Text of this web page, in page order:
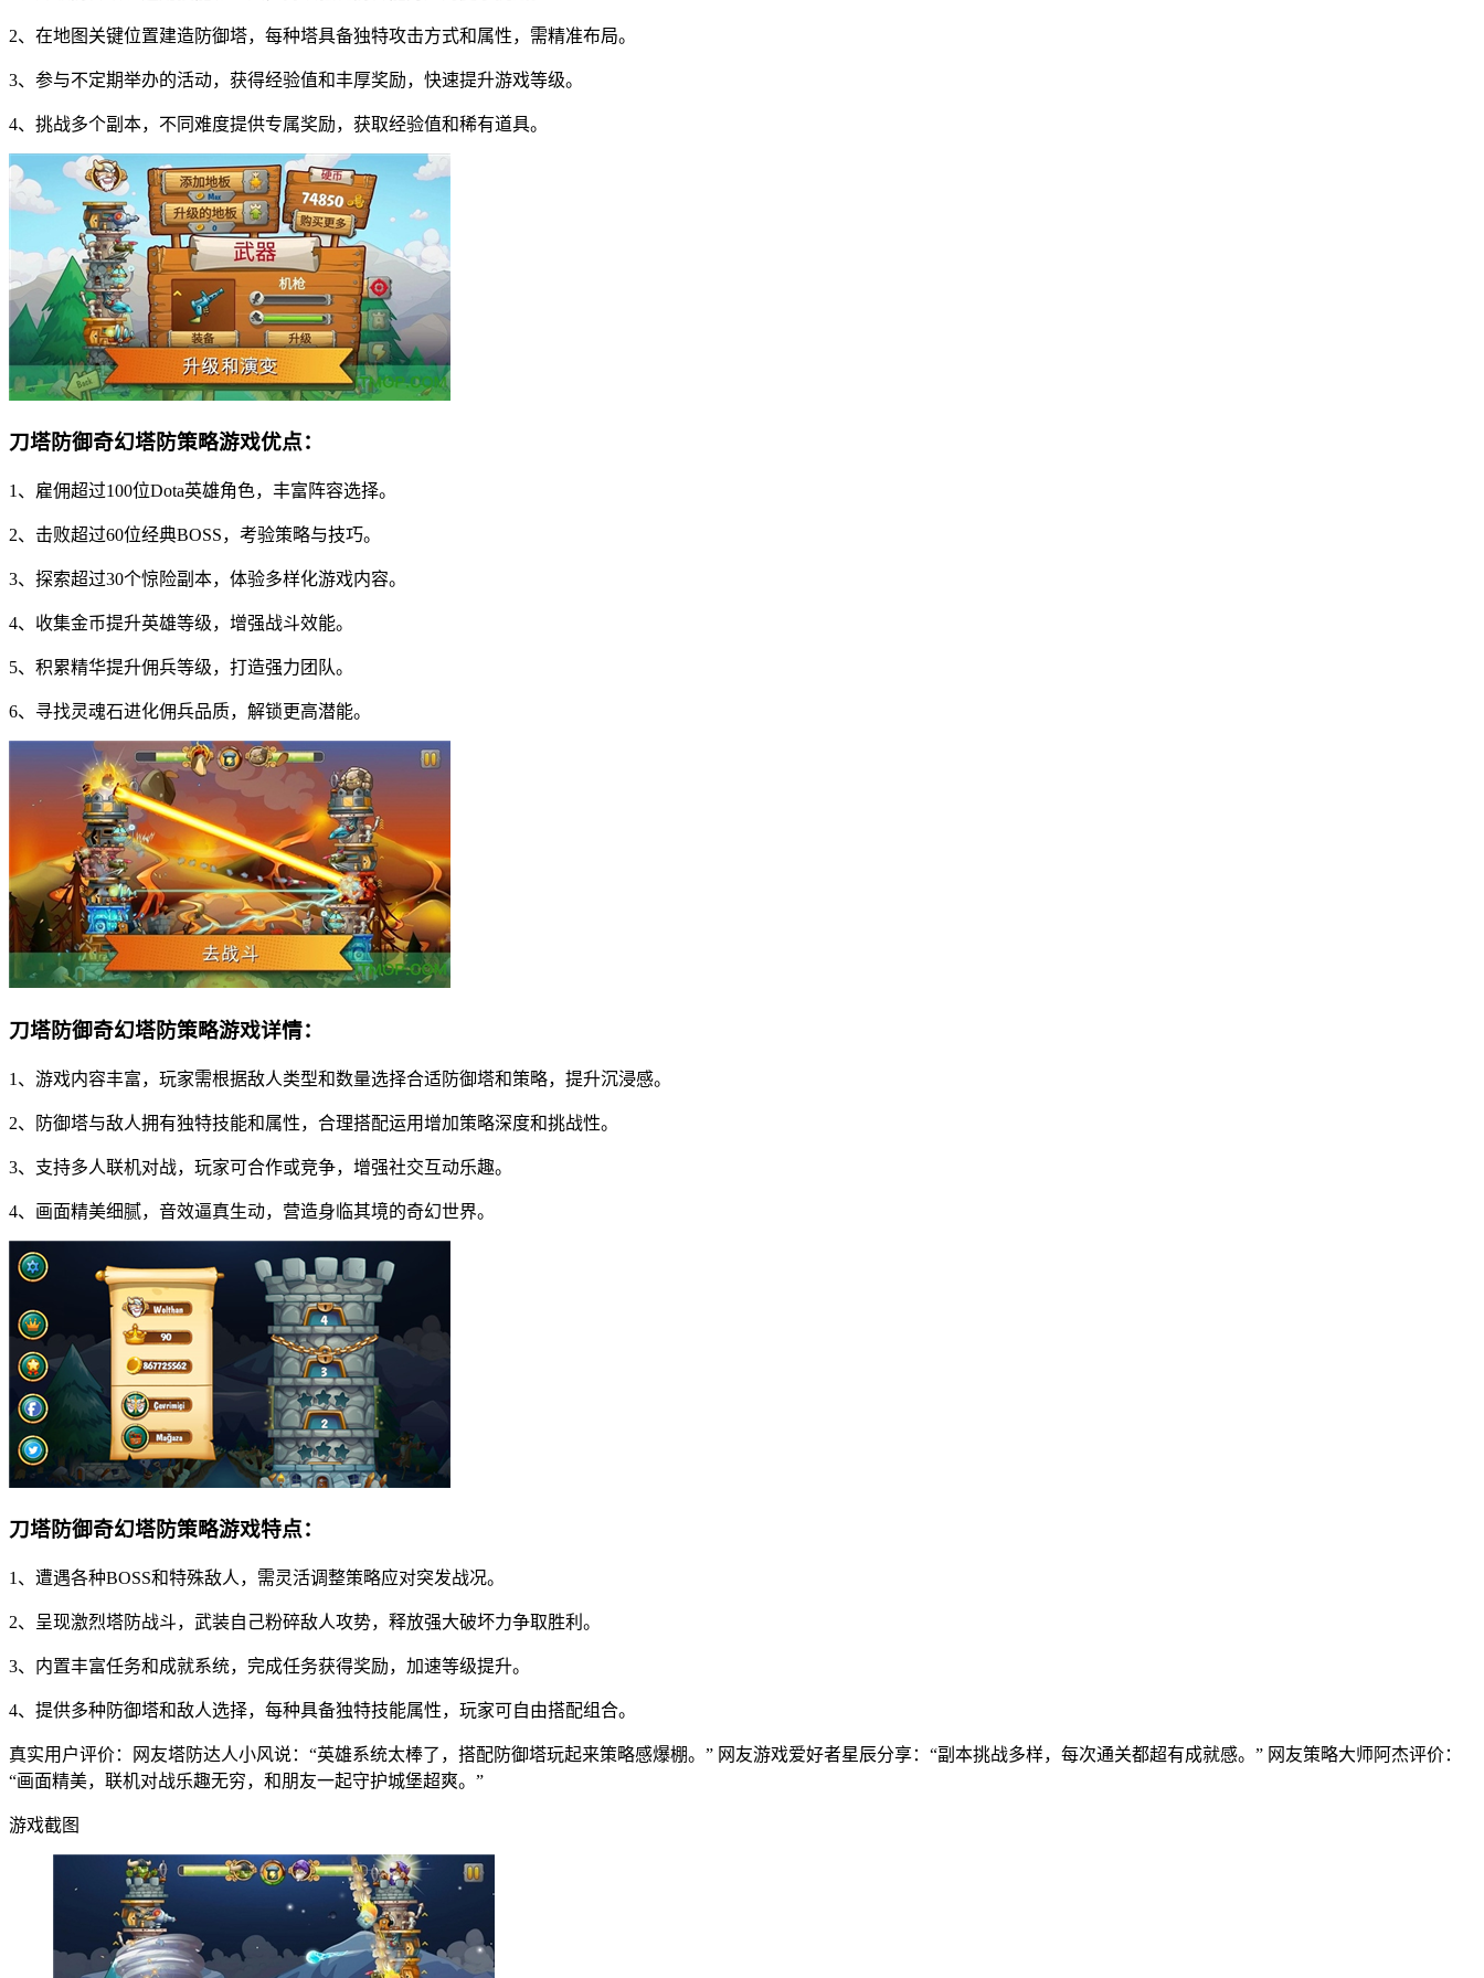
2、在地图关键位置建造防御塔，每种塔具备独特攻击方式和属性，需精准布局。
3、参与不定期举办的活动，获得经验值和丰厚奖励，快速提升游戏等级。
4、挑战多个副本，不同难度提供专属奖励，获取经验值和稀有道具。
刀塔防御奇幻塔防策略游戏优点：
1、雇佣超过100位Dota英雄角色，丰富阵容选择。
2、击败超过60位经典BOSS，考验策略与技巧。
3、探索超过30个惊险副本，体验多样化游戏内容。
4、收集金币提升英雄等级，增强战斗效能。
5、积累精华提升佣兵等级，打造强力团队。
6、寻找灵魂石进化佣兵品质，解锁更高潜能。
刀塔防御奇幻塔防策略游戏详情：
1、游戏内容丰富，玩家需根据敌人类型和数量选择合适防御塔和策略，提升沉浸感。
2、防御塔与敌人拥有独特技能和属性，合理搭配运用增加策略深度和挑战性。
3、支持多人联机对战，玩家可合作或竞争，增强社交互动乐趣。
4、画面精美细腻，音效逼真生动，营造身临其境的奇幻世界。
刀塔防御奇幻塔防策略游戏特点：
1、遭遇各种BOSS和特殊敌人，需灵活调整策略应对突发战况。
2、呈现激烈塔防战斗，武装自己粉碎敌人攻势，释放强大破坏力争取胜利。
3、内置丰富任务和成就系统，完成任务获得奖励，加速等级提升。
4、提供多种防御塔和敌人选择，每种具备独特技能属性，玩家可自由搭配组合。
真实用户评价：网友塔防达人小风说：“英雄系统太棒了，搭配防御塔玩起来策略感爆棚。” 网友游戏爱好者星辰分享：“副本挑战多样，每次通关都超有成就感。” 网友策略大师阿杰评价：
“画面精美，联机对战乐趣无穷，和朋友一起守护城堡超爽。”
游戏截图